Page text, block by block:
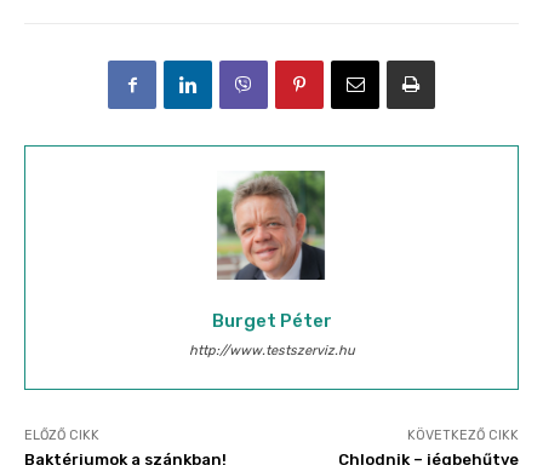
Burget Péter
http://www.testszerviz.hu
ELŐZŐ CIKK
Baktériumok a szánkban!
KÖVETKEZŐ CIKK
Chlodnik – jégbehűtve